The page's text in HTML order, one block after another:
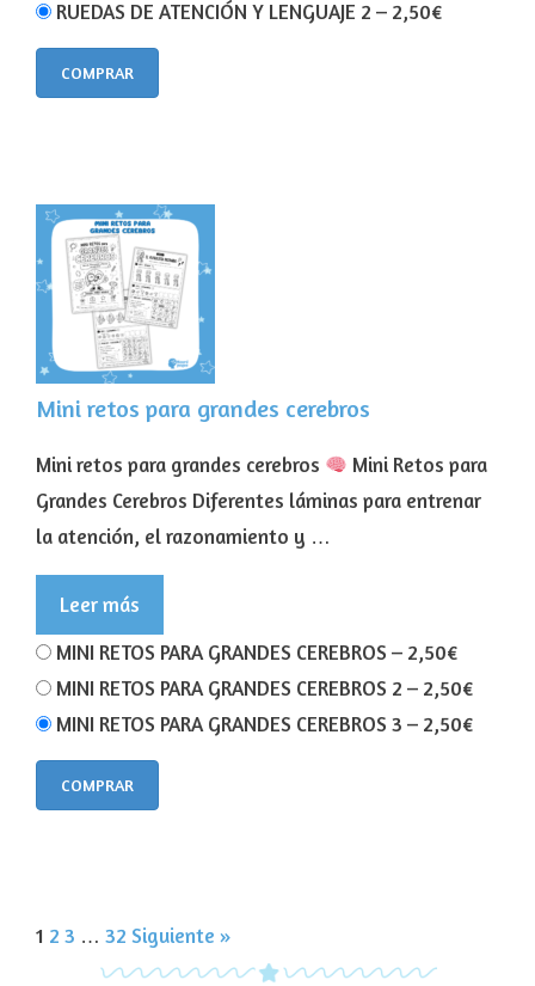
RUEDAS DE ATENCIÓN Y LENGUAJE 2 – 2,50€
COMPRAR
Mini retos para grandes cerebros
Mini retos para grandes cerebros
Mini Retos para
Grandes Cerebros Diferentes láminas para entrenar
la atención, el razonamiento y …
Leer más
MINI RETOS PARA GRANDES CEREBROS – 2,50€
MINI RETOS PARA GRANDES CEREBROS 2 – 2,50€
MINI RETOS PARA GRANDES CEREBROS 3 – 2,50€
COMPRAR
1 2 3 … 32 Siguiente »